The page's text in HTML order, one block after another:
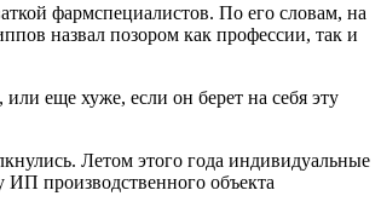
фармспециалистов. По его словам, на
назвал позором как профессии, так и
еще хуже, если он берет на себя эту
Летом этого года индивидуальные
ИП производственного объекта